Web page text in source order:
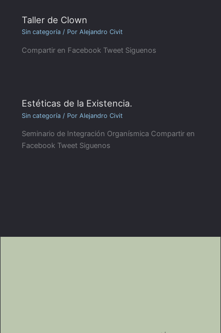
Taller de Clown
Sin categoría / PorAlejandro Civit
Compartir en Facebook Tweet Siguenos
Estéticas de la Existencia.
Sin categoría / PorAlejandro Civit
Seminario de Integración Organísmica Compartir en
Facebook Tweet Siguenos